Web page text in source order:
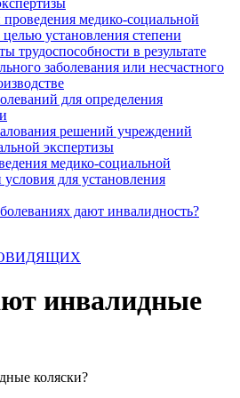
медико-социальной
целью установления степени
трудоспособности в результате
заболевания или несчастного
для определения
решений учреждений
экспертизы
медико-социальной
для установления
дают инвалидность?
инвалидные